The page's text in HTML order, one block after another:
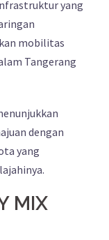
yang
mobilitas
Tangerang
dengan
yang
MIX